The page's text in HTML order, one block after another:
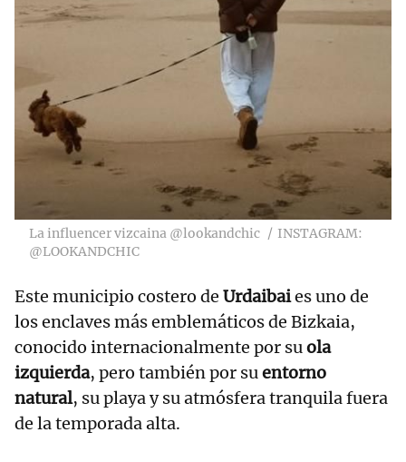
La influencer vizcaina @lookandchic
INSTAGRAM:
@LOOKANDCHIC
Este municipio costero de Urdaibaies uno de
los enclaves más emblemáticos de Bizkaia,
conocido internacionalmente por suola
izquierda, pero también por suentorno
natural, su playa y su atmósfera tranquila fuera
de la temporada alta.